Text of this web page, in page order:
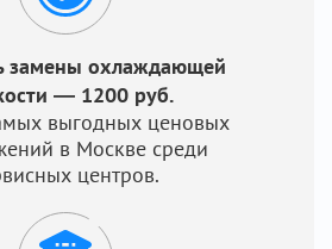
замены охлаждающей
— 1200 руб.
выгодных ценовых
в Москве среди
центров.